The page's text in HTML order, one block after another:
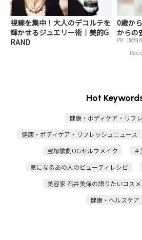
視線を集中！大人のデコルテを
輝かせるジュエリー術｜美的G
RAND
0歳か
から
PR（愛知
Hot
健康・ボディケア・リフ
健康・ボディケア・リフレッシュニュース
宝塚歌劇OGセルフメイク
気になるあの人のビューティレシピ
美容家 石井美保の語りたいコスメ
健康・ヘルスケア